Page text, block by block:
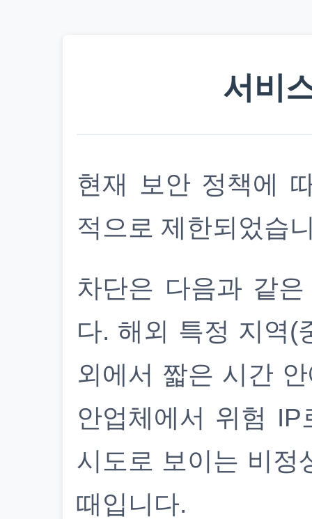
서비
현재 보안 정책에
적으로 제한되었습
차단은 다음과 같
다. 해외 특정 지역(
외에서 짧은 시간
안업체에서 위험
시도로 보이는 비정
때입니다.